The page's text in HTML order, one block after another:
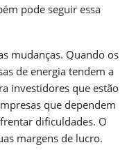
pode seguir essa
mudanças. Quando os
de energia tendem a
investidores que estão
que dependem
dificuldades. O
margens de lucro.